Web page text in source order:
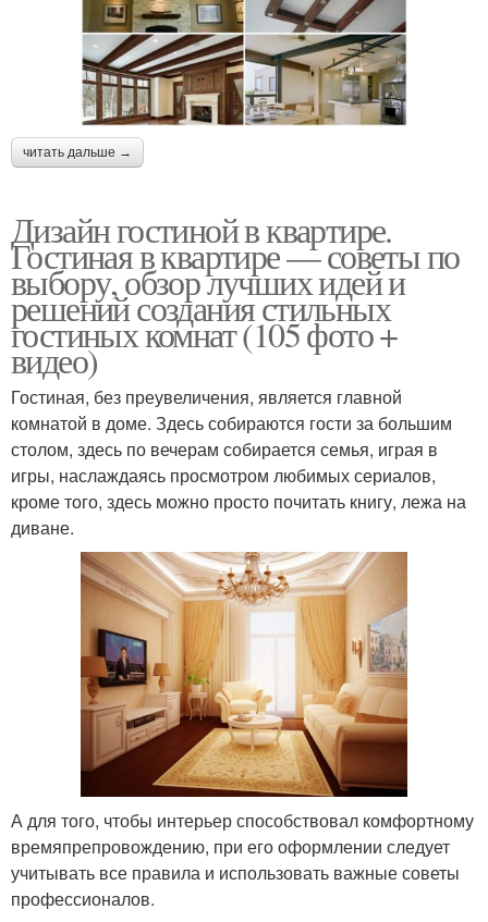
читать дальше →
Дизайн гостиной в квартире.
Гостиная в квартире — советы по
выбору, обзор лучших идей и
решений создания стильных
гостиных комнат (105 фото +
видео)
Гостиная, без преувеличения, является главной
комнатой в доме. Здесь собираются гости за большим
столом, здесь по вечерам собирается семья, играя в
игры, наслаждаясь просмотром любимых сериалов,
кроме того, здесь можно просто почитать книгу, лежа на
диване.
А для того, чтобы интерьер способствовал комфортному
времяпрепровождению, при его оформлении следует
учитывать все правила и использовать важные советы
профессионалов.